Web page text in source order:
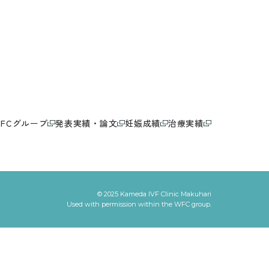
グループ 発表実績・論文 妊娠成績 治療実績
© 2025 Kameda IVF Clinic Makuhari
Used with permission within the WFC group.